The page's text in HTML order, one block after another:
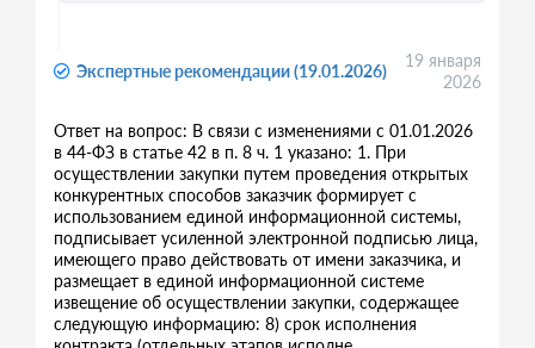
Экспертные рекомендации (19.01.2026)
19 января
2026
Ответ на вопрос: В связи с изменениями с 01.01.2026
в 44-ФЗ в статье 42 в п. 8 ч. 1 указано: 1. При
осуществлении закупки путем проведения открытых
конкурентных способов заказчик формирует с
использованием единой информационной системы,
подписывает усиленной электронной подписью лица,
имеющего право действовать от имени заказчика, и
размещает в единой информационной системе
извещение об осуществлении закупки, содержащее
следующую информацию: 8) срок исполнения